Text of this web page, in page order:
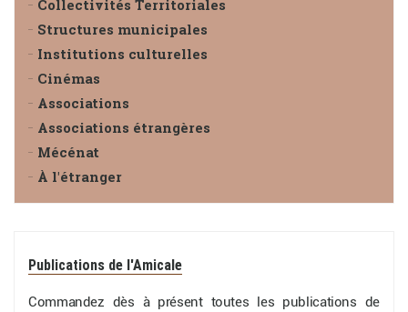
Collectivités Territoriales
Structures municipales
Institutions culturelles
Cinémas
Associations
Associations étrangères
Mécénat
À l'étranger
Publications de l'Amicale
Commandez dès à présent toutes les publications de